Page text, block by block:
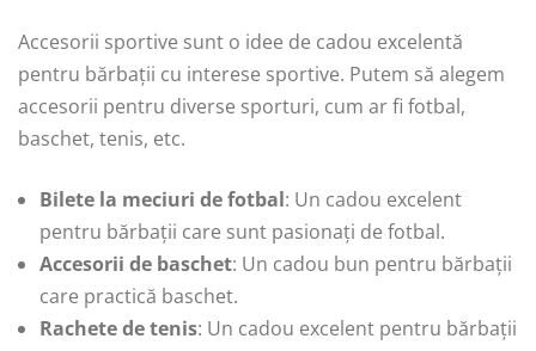
Accesorii sportive sunt o idee de cadou excelentă
pentru bărbații cu interese sportive. Putem să alegem
accesorii pentru diverse sporturi, cum ar fi fotbal,
baschet, tenis, etc.
Bilete la meciuri de fotbal: Un cadou excelent
pentru bărbații care sunt pasionați de fotbal.
Accesorii de baschet: Un cadou bun pentru bărbații
care practică baschet.
Rachete de tenis: Un cadou excelent pentru bărbații